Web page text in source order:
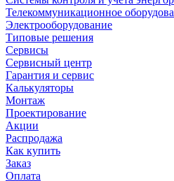
Телекоммуникационное
Электрооборудование
Типовые решения
Сервисы
Сервисный центр
Гарантия и сервис
Калькуляторы
Монтаж
Проектирование
Акции
Распродажа
Как купить
Заказ
Оплата